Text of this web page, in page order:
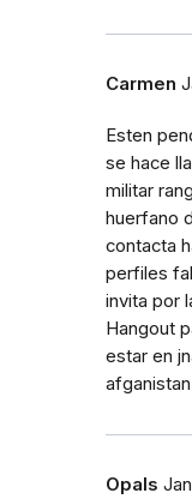
Carmen
Esten
se hace
militar
huerfano
contacta
perfiles
invita por
Hangout
estar en
Opals